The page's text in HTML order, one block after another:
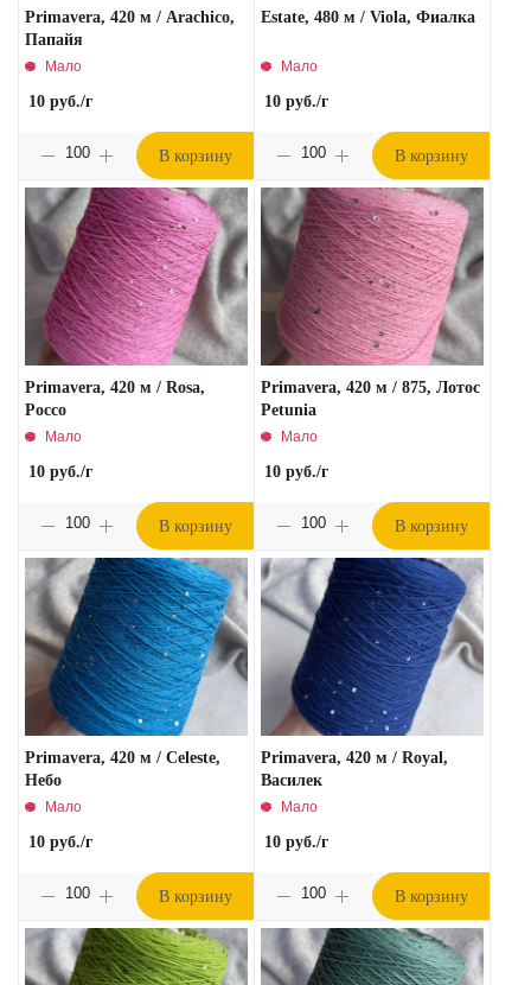
Primavera, 420 м / Arachico,
Папайя
Мало
10 руб./г
В корзину
Estate, 480 м / Viola, Фиалка
Мало
10 руб./г
В корзину
Primavera, 420 м / Rosa,
Россо
Мало
10 руб./г
В корзину
Primavera, 420 м / 875, Лотос
Petunia
Мало
10 руб./г
В корзину
Primavera, 420 м / Celeste,
Небо
Мало
10 руб./г
В корзину
Primavera, 420 м / Royal,
Василек
Мало
10 руб./г
В корзину